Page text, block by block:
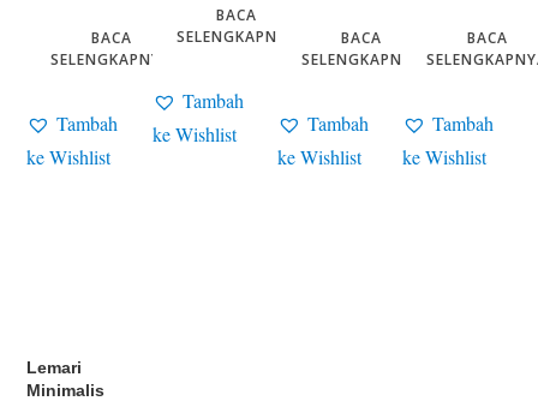
BACA
SELENGKAPNYA
Tambah
ke Wishlist
BACA
SELENGKAPNYA
Tambah
ke Wishlist
BACA
SELENGKAPNYA
Tambah
ke Wishlist
BACA
Tambah
ke Wishlist
Lemari
Minimalis